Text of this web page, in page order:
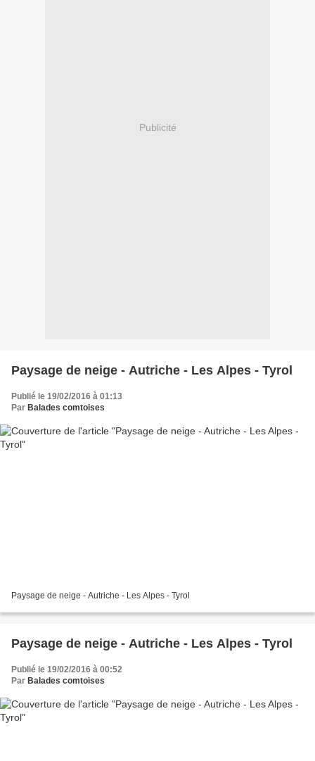
Publicité
Paysage de neige - Autriche - Les Alpes - Tyrol
Publié le 19/02/2016 à 01:13
Par Balades comtoises
Paysage de neige - Autriche - Les Alpes - Tyrol
Paysage de neige - Autriche - Les Alpes - Tyrol
Publié le 19/02/2016 à 00:52
Par Balades comtoises